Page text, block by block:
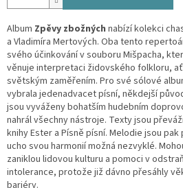
Album Zpěvy zbožných nabízí kolekci
a Vladimíra Mertových. Oba tento
svého účinkování v souboru Mišpacha,
věnuje interpretaci židovského folkloru,
světským zaměřením. Pro své sólové
vybrala jedenadvacet písní, někdejší
jsou vyváženy bohatším hudebním
nahrál všechny nástroje. Texty jsou
knihy Ester a Písně písní. Melodie jsou
ucho svou harmonií možná nezvyklé.
zaniklou lidovou kulturu a pomoci v
intolerance, protože již dávno přesáhly